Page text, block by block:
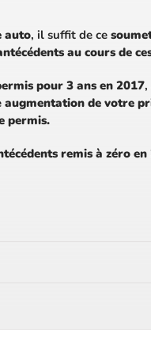
auto, il suffit de ce
au cours de
pour 3 ans en 2017,
augmentation de votre
permis.
remis à zéro en